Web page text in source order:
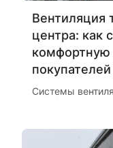
Вентиляция
центра: как
комфортную
Системы